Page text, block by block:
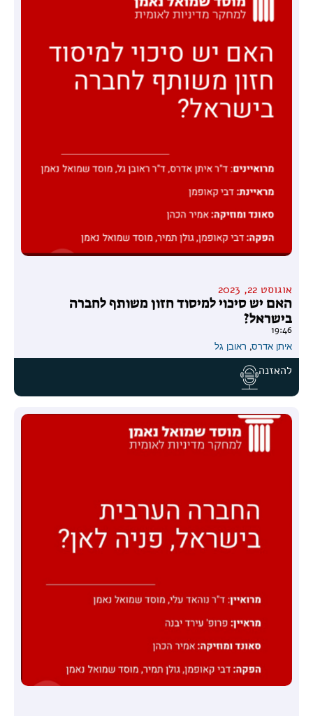
אוגוסט 22, 2023
האם יש סיכוי למיסוד חזון משותף לחברה
בישראל?
19:46
איתן אדרס, ראובן גל
להאזנה